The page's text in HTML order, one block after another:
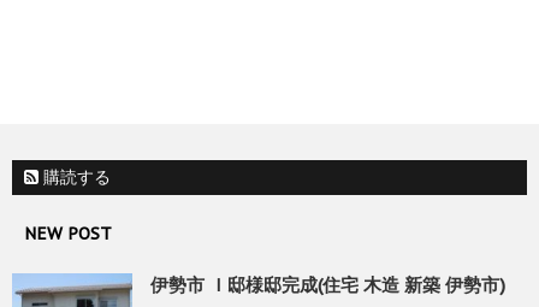
購読する
NEW POST
伊勢市 Ｉ邸様邸完成(住宅 木造 新築 伊勢市)